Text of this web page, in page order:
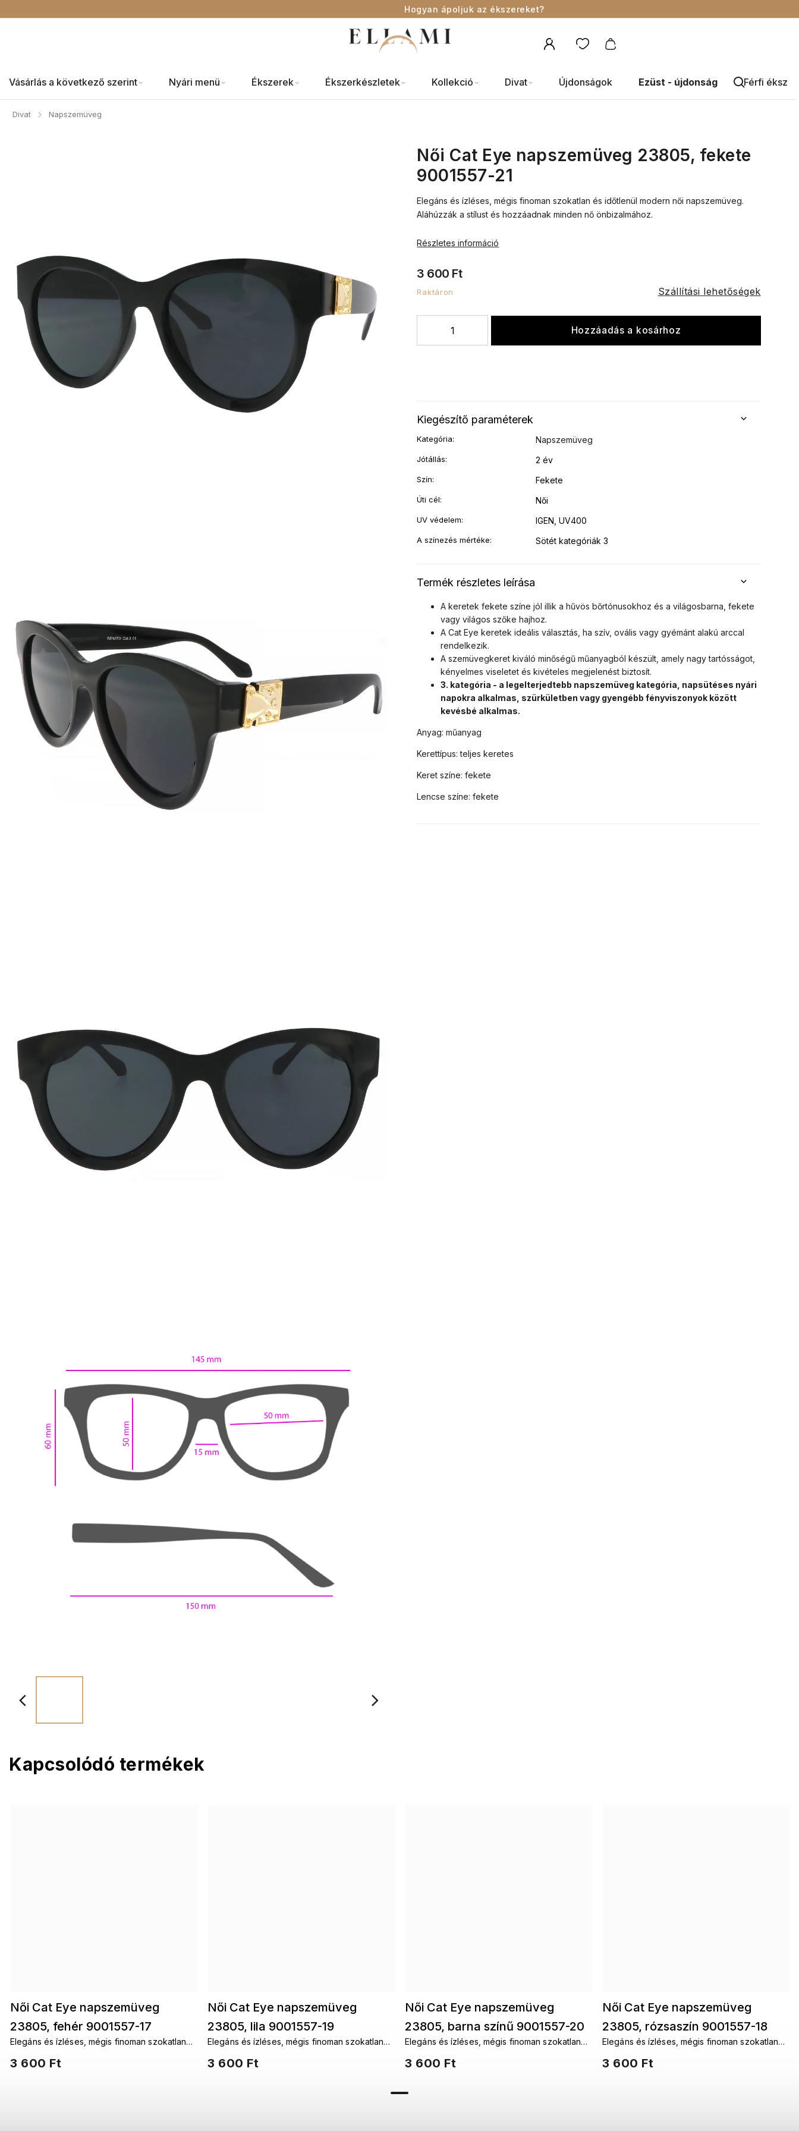
Hogyan ápoljuk az ékszereket?
Vásárlás a következő szerint Nyári menü Ékszerek Ékszerkészletek Kollekció Divat Újdonságok Ezüst - újdonság Férfi
Divat / Napszemüveg
Női Cat Eye napszemüveg 23805, fekete
9001557-21
3 600 Ft
Raktáron Szállítási lehetőségek
Hozzáadás a kosárhoz
Elegáns és ízléses, mégis finoman szokatlan és időtlenül modern női napszemüveg.
Aláhúzzák a stílust és hozzáadnak minden nő önbizalmához.
Részletes információ
Termék részletes leírása
A keretek fekete színe jól illik a hűvös bőrtónusokhoz és a világosbarna, fekete
vagy világos szőke hajhoz.
A Cat Eye keretek ideális választás, ha szív, ovális vagy gyémánt alakú arccal
rendelkezik.
A szemüvegkeret kiváló minőségű műanyagból készült, amely nagy tartósságot,
kényelmes viseletet és kivételes megjelenést biztosít.
3. kategória - a legelterjedtebb napszemüveg kategória, napsütéses nyári
napokra alkalmas, szürkületben vagy gyengébb fényviszonyok között
kevésbé alkalmas.
Anyag: műanyag
Kerettípus: teljes keretes
Keret színe: fekete
Lencse színe: fekete
Kiegészítő paraméterek
Kategória: Napszemüveg
Jótállás: 2 év
Szín: Fekete
Úti cél: Női
UV védelem: IGEN, UV400
A színezés mértéke: Sötét kategóriák 3
Kapcsolódó termékek
Női Cat Eye napszemüveg
23805, fehér 9001557-17
3 600 Ft
Elegáns és ízléses, mégis finoman szokatlan
Aláhúzzák a stílust és hozzáadnak minden nő
Női Cat Eye napszemüveg
23805, lila 9001557-19
3 600 Ft
Elegáns és ízléses, mégis finoman szokatlan
Aláhúzzák a stílust és hozzáadnak minden nő
Női Cat Eye napszemüveg
23805, barna színű 9001557-20
3 600 Ft
Elegáns és ízléses, mégis finoman szokatlan
Aláhúzzák a stílust és hozzáadnak minden nő
Női Cat Eye napszemüveg
23805, rózsaszín 9001557-18
3 600 Ft
Elegáns és ízléses, mégis finoman szokatlan
Aláhúzzák a stílust és hozzáadnak minden nő